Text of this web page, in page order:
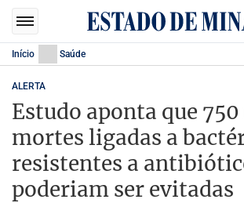
Início Saúde
ALERTA
Estudo aponta que
mortes ligadas a
resistentes a
poderiam ser evitadas